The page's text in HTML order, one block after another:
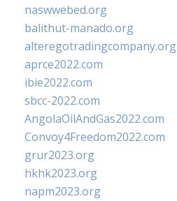
naswwebed.org
balithut-manado.org
alteregotradingcompany.org
aprce2022.com
ibie2022.com
sbcc-2022.com
AngolaOilAndGas2022.com
Convoy4Freedom2022.com
grur2023.org
hkhk2023.org
napm2023.org